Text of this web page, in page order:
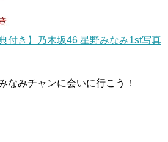
付き】乃木坂46 星野みなみ1st写真
なみチャンに会いに行こう！